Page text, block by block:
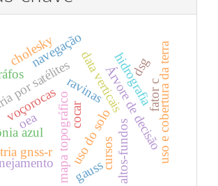
data verticais
azul
voçorocas ravinas
uso do soloÁrvore de decisão
satélites
mapa topográfico uso e cobertura da terra
gnss-r
hidrografia
altos-fundos
navegação
cocar
dsg
fator c
gauss
cholesky
oea
cursos